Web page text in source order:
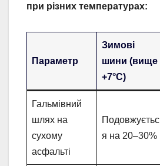
при різних температурах:
Параметр
Зимові
шини (вище
+7°C)
Гальмівний
шлях на
сухому
асфальті
Подовжуєтьс
я на 20–30%